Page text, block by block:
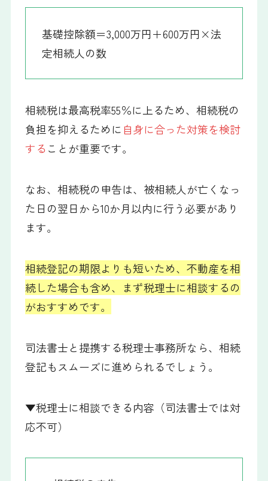
基礎控除額＝3,000万円＋600万円×法
定相続人の数
相続税は最高税率55％に上るため、相続税の
負担を抑えるために自身に合った対策を検討
する ことが重要です。
なお、相続税の申告は、被相続人が亡くなっ
た日の翌日から10か月以内に行う必要があり
ます。
相続登記の期限よりも短いため、不動産を相
続した場合も含め、まず税理士に相談するの
がおすすめです。
司法書士と提携する税理士事務所なら、相続
登記もスムーズに進められるでしょう。
▼税理士に相談できる内容（司法書士では対
応不可）